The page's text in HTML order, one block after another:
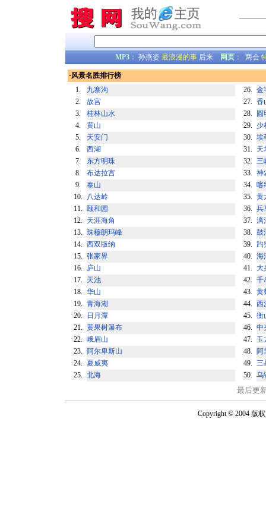
MP3： 孙燕姿 最浪漫的事 后来 网页： 两会
·风景名胜排行榜
1.
九寨沟
2.
故宫
3.
桂林山水
4.
黄山
5.
天安门
6.
西湖
7.
东方明珠
8.
布达拉宫
9.
泰山
10.
八达岭
11.
颐和园
12.
天涯海角
13. 珠穆朗玛峰
14. 西双版纳
15. 张家界
16.
庐山
17.
天池
18. 华山
19. 青海湖
20.
日月潭
21. 黄果树瀑布
22. 峨眉山
23.
阿尔卑斯山
24. 夏威夷
25. 北海
26. 金
27. 香
28.
圆
29.
少
30. 埃
31.
天
32. 三
33. 神
34. 喀
35. 黄
36. 兵
37. 漓
38. 鼓
39. 趵
40. 海
41. 大
42. 千
43. 黄
44. 西
45. 衡
46. 中
47.
玉
48.
阿
49. 三
50. 乌
最后更
Copyright © 2004 版权